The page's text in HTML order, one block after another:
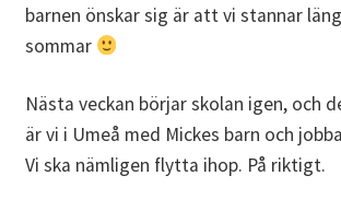
barnen önskar sig är att vi stannar
sommar
Nästa veckan börjar skolan igen, och
är vi i Umeå med Mickes barn och
Vi ska nämligen flytta ihop. På riktigt.